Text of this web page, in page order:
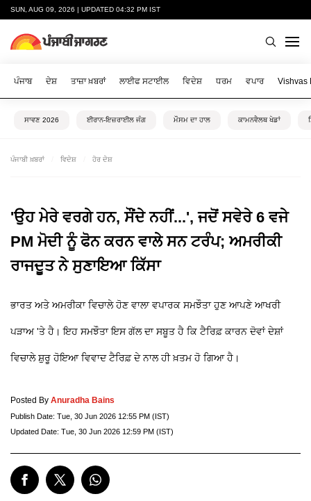
SUN, AUG 09, 2026 | UPDATED 04:32 PM IST
ਪੰਜਾਬ ਦੇਸ਼ ਤਾਜ਼ਾ ਖ਼ਬਰਾਂ ਲਾਈਫ ਸਟਾਈਲ ਵਿਦੇਸ਼ ਧਰਮ ਵਪਾਰ Vishvas
ਸਾਵਣ 2026 ਈਰਾਨ-ਇਜ਼ਰਾਈਲ ਜੰਗ ਮੌਸਮ ਦਾ ਹਾਲ ਕਾਮਨਵੈਲਥ ਖੇਡਾਂ
ਪੰਜਾਬੀ ਖ਼ਬਰਾਂ ਵਿਦੇਸ਼ ਹੋਰ ਦੇਸ਼
'ਉਹ ਮੇਰੇ ਵਰਗੇ ਹਨ, ਸੌਂਦੇ ਨਹੀਂ...', ਜਦੋਂ ਸਵੇਰੇ 6 ਵਜੇ
PM ਮੋਦੀ ਨੂੰ ਫੋਨ ਕਰਨ ਵਾਲੇ ਸਨ ਟਰੰਪ; ਅਮਰੀਕੀ
ਰਾਜਦੂਤ ਨੇ ਸੁਣਾਇਆ ਕਿੱਸਾ
ਭਾਰਤ ਅਤੇ ਅਮਰੀਕਾ ਵਿਚਾਲੇ ਹੋਣ ਵਾਲਾ ਵਪਾਰਕ ਸਮਝੌਤਾ ਹੁਣ ਆਪਣੇ ਆਖਰੀ
ਪੜਾਅ 'ਤੇ ਹੈ। ਇਹ ਸਮਝੌਤਾ ਇਸ ਗੱਲ ਦਾ ਸਬੂਤ ਹੈ ਕਿ ਟੈਰਿਫ਼ ਕਾਰਨ ਦੋਵਾਂ ਦੇਸ਼ਾਂ
ਵਿਚਾਲੇ ਸ਼ੁਰੂ ਹੋਇਆ ਵਿਵਾਦ ਟੈਰਿਫ਼ ਦੇ ਨਾਲ ਹੀ ਖ਼ਤਮ ਹੋ ਗਿਆ ਹੈ।
Posted By Anuradha Bains
Publish Date: Tue, 30 Jun 2026 12:55 PM (IST)
Updated Date: Tue, 30 Jun 2026 12:59 PM (IST)